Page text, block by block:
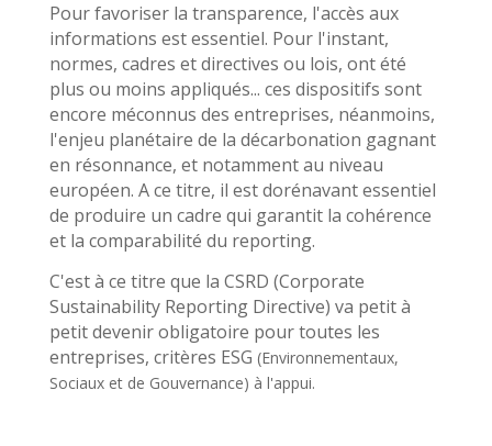
Pour favoriser la transparence, l'accès aux
informations est essentiel. Pour l'instant,
normes, cadres et directives ou lois, ont été
plus ou moins appliqués... ces dispositifs sont
encore méconnus des entreprises, néanmoins,
l'enjeu planétaire de la décarbonation gagnant
en résonnance, et notamment au niveau
européen. A ce titre, il est dorénavant essentiel
de produire un cadre qui garantit la cohérence
et la comparabilité du reporting.
C'est à ce titre que la CSRD (Corporate
Sustainability Reporting Directive) va petit à
petit devenir obligatoire pour toutes les
entreprises, critères ESG (Environnementaux,
Sociaux et de Gouvernance) à l'appui.